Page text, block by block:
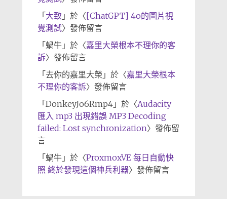
「 大致 」於〈[ChatGPT] 4o的圖片視
覺測試〉發佈留言
「 蝸牛」於〈嘉里大榮根本不理你的客
訴〉發佈留言
「 去你的嘉里大榮 」於〈嘉里大榮根本
不理你的客訴〉發佈留言
「 DonkeyJo6Rmp4」於〈Audacity
匯入 mp3 出現錯誤 MP3 Decoding
failed: Lost synchronization〉發佈留
言
「 蝸牛」於〈ProxmoxVE 每日自動快
照 終於發現這個神兵利器〉發佈留言